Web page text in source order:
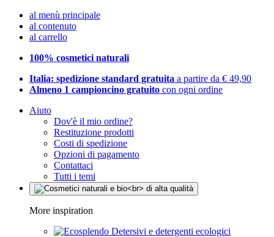
al menù principale
al contenuto
al carrello
100% cosmetici naturali
Italia: spedizione standard gratuita a partire da € 49,90
Almeno 1 campioncino gratuito con ogni ordine
Aiuto
Dov'è il mio ordine?
Restituzione prodotti
Costi di spedizione
Opzioni di pagamento
Contattaci
Tutti i temi
More inspiration
Detersivi e detergenti ecologici